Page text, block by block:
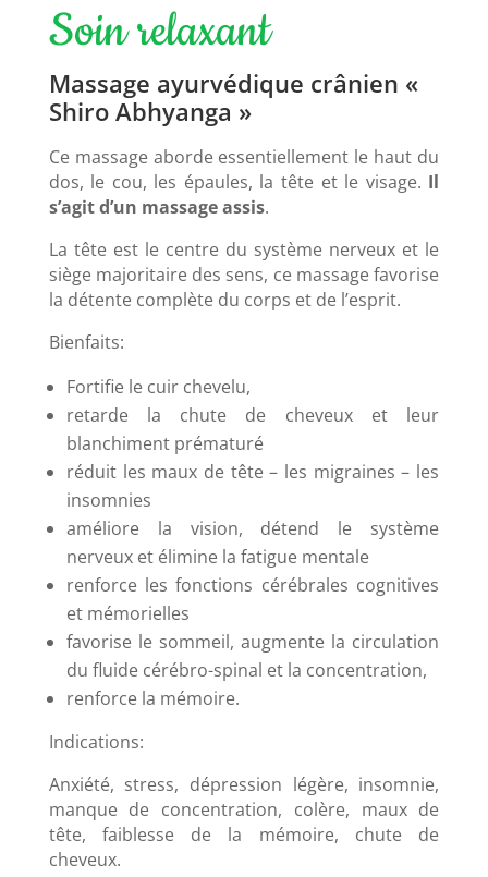
Soin relaxant
Massage ayurvédique crânien «
Shiro Abhyanga »
Ce massage aborde essentiellement le haut du
dos, le cou, les épaules, la tête et le visage. Il
s’agit d’un massage assis.
La tête est le centre du système nerveux et le
siège majoritaire des sens, ce massage favorise
la détente complète du corps et de l’esprit.
Bienfaits:
Fortifie le cuir chevelu,
retarde la chute de cheveux et leur
blanchiment prématuré
réduit les maux de tête – les migraines – les
insomnies
améliore la vision, détend le système
nerveux et élimine la fatigue mentale
renforce les fonctions cérébrales cognitives
et mémorielles
favorise le sommeil, augmente la circulation
du fluide cérébro-spinal et la concentration,
renforce la mémoire.
Indications:
Anxiété, stress, dépression légère, insomnie,
manque de concentration, colère, maux de
tête, faiblesse de la mémoire, chute de
cheveux.